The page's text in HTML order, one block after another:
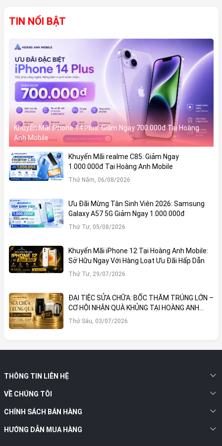
TIN NỔI BẬT
Khuyến Mãi iPhone 14 Plus: Giảm Ngay 700.000đ Tại Hoàng
Anh Mobile
Khuyến Mãi realme C85: Giảm Ngay
1.000.000đ Tại Hoàng Anh Mobile
Thứ Năm, 06/08/2026
Ưu Đãi Mừng Tân Sinh Viên 2026: Samsung
Galaxy A57 5G Giảm Ngay 1.000.000đ
Thứ Tư, 05/08/2026
Khuyến Mãi iPhone 12 Tại Hoàng Anh Mobile:
Sở Hữu Ngay Với Hàng Loạt Ưu Đãi Hấp Dẫn
Thứ Tư, 29/07/2026
ĐẠI TIỆC SỬA CHỮA: BỐC THĂM TRÚNG LỚN –
CƠ HỘI NHẬN QUÀ KHỦNG TẠI HOÀNG ANH
MOBILE
Thứ Sáu, 03/07/2026
THÔNG TIN LIÊN HỆ
VỀ CHÚNG TÔI
CHÍNH SÁCH BÁN HÀNG
HƯỚNG DẪN MUA HÀNG